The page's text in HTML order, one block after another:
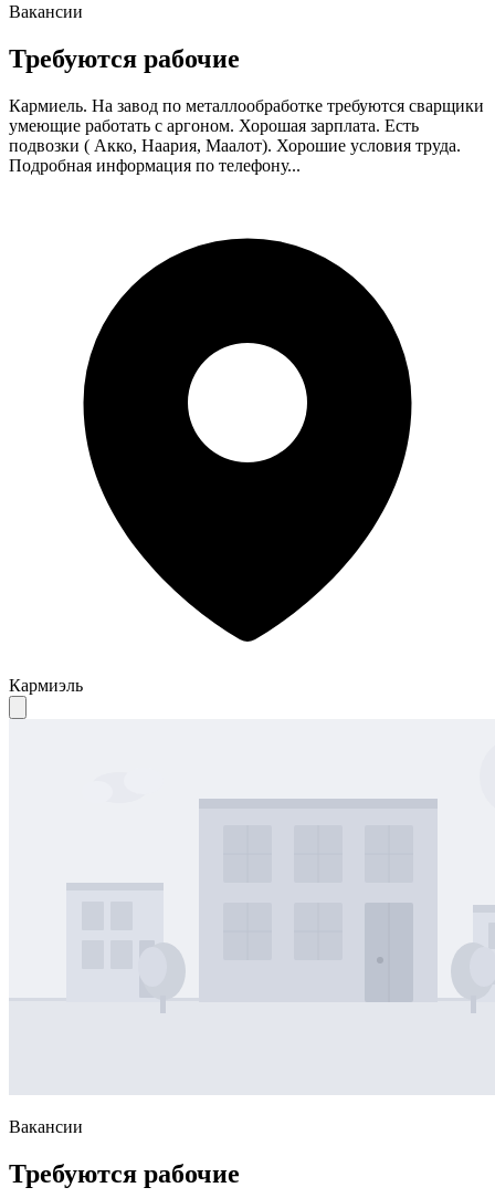
Вакансии
Требуются рабочие
Кармиель. На завод по металлообработке требуются сварщики
умеющие работать с аргоном. Хорошая зарплата. Есть
подвозки ( Акко, Наария, Маалот). Хорошие условия труда.
Подробная информация по телефону...
Кармиэль
Вакансии
Требуются рабочие